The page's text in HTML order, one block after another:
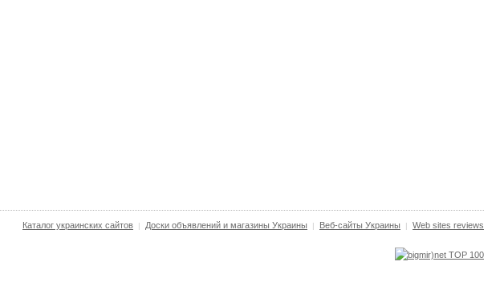
Каталог украинских сайтов | Доски объявлений и магазины Украины | Веб-сайты Украины | Web sites reviews